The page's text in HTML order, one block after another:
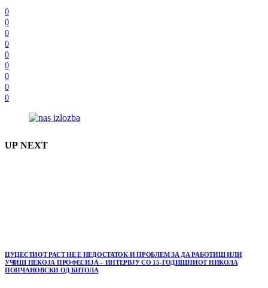
0
0
0
0
0
0
0
0
0
UP NEXT
ЏУЏЕСТИОТ РАСТ НЕ Е НЕДОСТАТОК И ПРОБЛЕМ ЗА ДА РАБОТИШ ИЛИ
УЧИШ НЕКОЈА ПРОФЕСИЈА – ИНТЕРВЈУ СО 15-ГОДИШНИОТ НИКОЛА
ПОПЧАНОВСКИ ОД БИТОЛА